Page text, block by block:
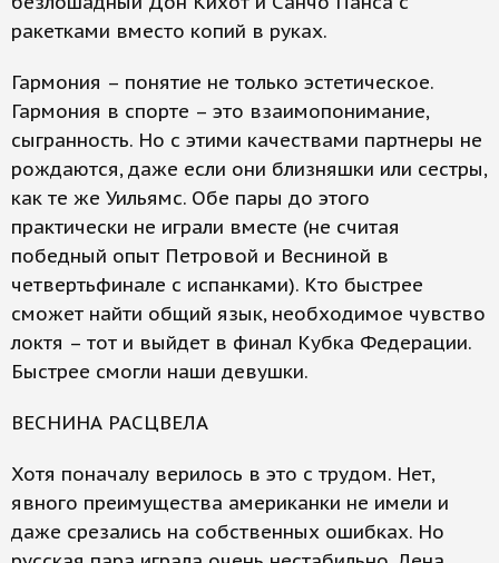
ракетками вместо копий в руках.
Гармония – понятие не только эстетическое.
Гармония в спорте – это взаимопонимание,
сыгранность. Но с этими качествами партнеры не
рождаются, даже если они близняшки или сестры,
как те же Уильямс. Обе пары до этого
практически не играли вместе (не считая
победный опыт Петровой и Весниной в
четвертьфинале с испанками). Кто быстрее
сможет найти общий язык, необходимое чувство
локтя – тот и выйдет в финал Кубка Федерации.
Быстрее смогли наши девушки.
ВЕСНИНА РАСЦВЕЛА
Хотя поначалу верилось в это с трудом. Нет,
явного преимущества американки не имели и
даже срезались на собственных ошибках. Но